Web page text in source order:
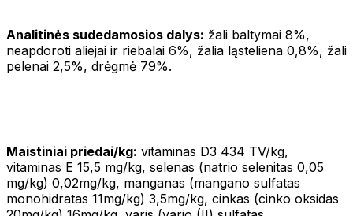
Analitinės sudedamosios dalys: žali baltymai 8%,
neapdoroti aliejai ir riebalai 6%, žalia ląsteliena 0,8%, žali
pelenai 2,5%, drėgmė 79%.
Maistiniai priedai/kg: vitaminas D3 434 TV/kg,
vitaminas E 15,5 mg/kg, selenas (natrio selenitas 0,05
mg/kg) 0,02mg/kg, manganas (mangano sulfatas
monohidratas 11mg/kg) 3,5mg/kg, cinkas (cinko oksidas